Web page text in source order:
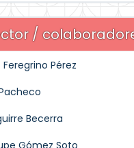
/
Pérez
Becerra
Gómez Soto